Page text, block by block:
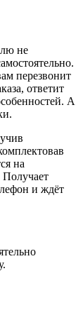
не
перезвонит
ответит
А
на
Получает
и ждёт